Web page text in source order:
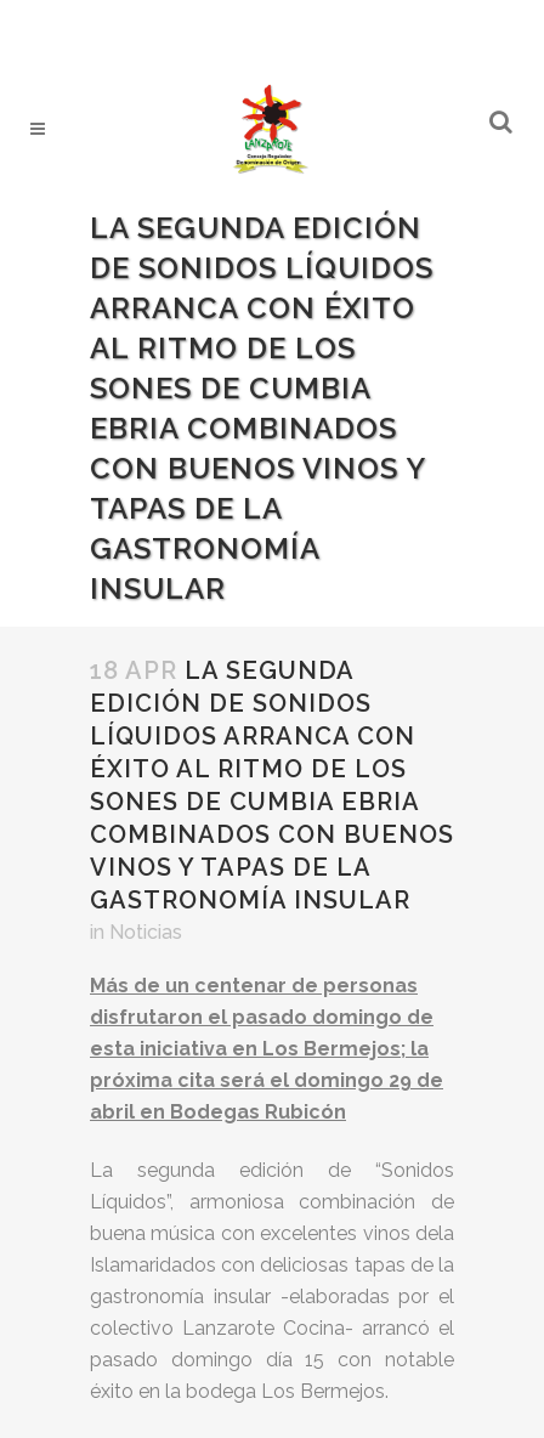
LA SEGUNDA EDICIÓN
DE SONIDOS LÍQUIDOS
ARRANCA CON ÉXITO
AL RITMO DE LOS
SONES DE CUMBIA
EBRIA COMBINADOS
CON BUENOS VINOS Y
TAPAS DE LA
GASTRONOMÍA
INSULAR
18 APR LA SEGUNDA
EDICIÓN DE SONIDOS
LÍQUIDOS ARRANCA CON
ÉXITO AL RITMO DE LOS
SONES DE CUMBIA EBRIA
COMBINADOS CON BUENOS
VINOS Y TAPAS DE LA
GASTRONOMÍA INSULAR
in Noticias
Más de un centenar de personas
disfrutaron el pasado domingo de
esta iniciativa en Los Bermejos; la
próxima cita será el domingo 29 de
abril en Bodegas Rubicón
La segunda edición de “Sonidos
Líquidos”, armoniosa combinación de
buena música con excelentes vinos dela
Islamaridados con deliciosas tapas de la
gastronomía insular -elaboradas por el
colectivo Lanzarote Cocina- arrancó el
pasado domingo día 15 con notable
éxito en la bodega Los Bermejos.